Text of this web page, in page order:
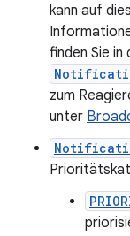
kann auf
finden Sie
zum
unter